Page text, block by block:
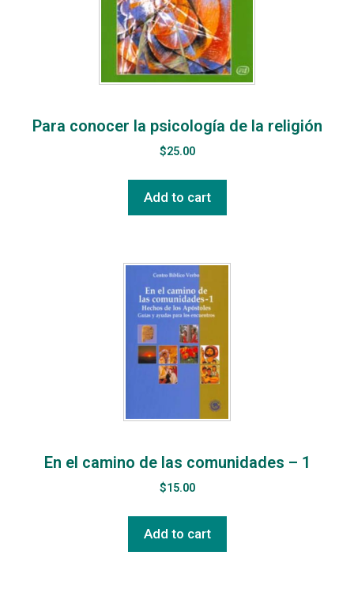
Para conocer la psicología de la religión
$25.00
Add to cart
En el camino de las comunidades – 1
$15.00
Add to cart